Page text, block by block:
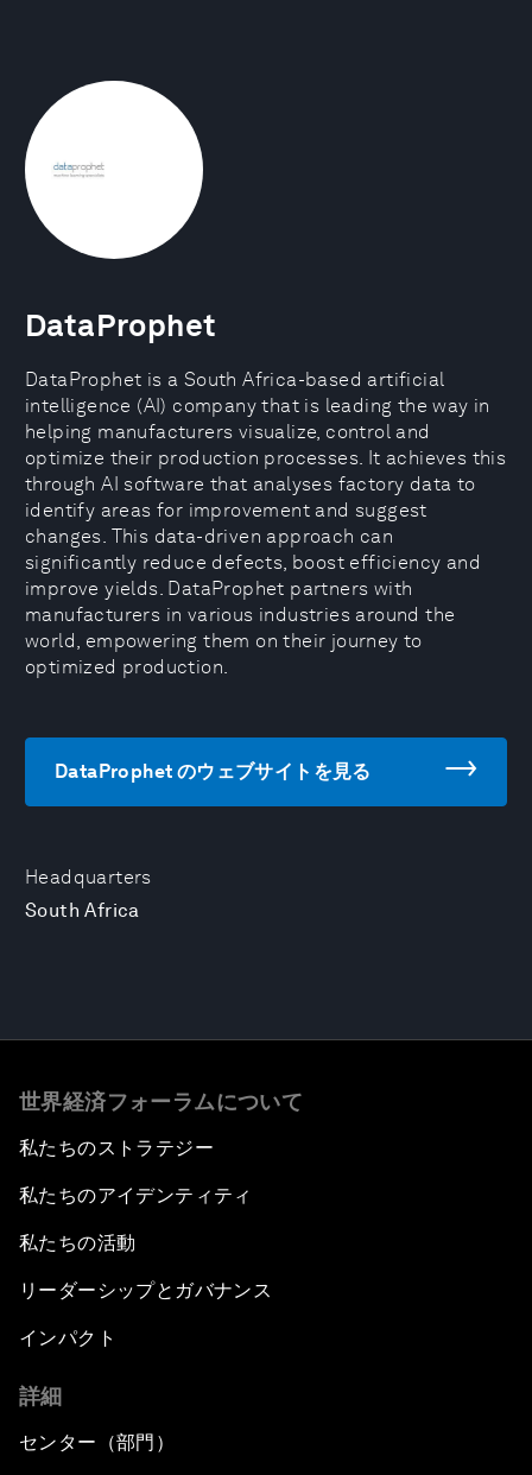
Headquarters
South Africa
DataProphet
DataProphet is a South Africa-based artificial
intelligence (AI) company that is leading the way in
helping manufacturers visualize, control and
optimize their production processes. It achieves this
through AI software that analyses factory data to
identify areas for improvement and suggest
changes. This data-driven approach can
significantly reduce defects, boost efficiency and
improve yields. DataProphet partners with
manufacturers in various industries around the
world, empowering them on their journey to
optimized production.
DataProphet のウェブサイトを見る
世界経済フォーラムについて
私たちのストラテジー
私たちのアイデンティティ
私たちの活動
リーダーシップとガバナンス
インパクト
詳細
センター（部門）